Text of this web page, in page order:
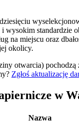
wysokim standardzie
na miejscu oraz
okolicy.
otwarcia)
Zgłoś aktualizację
w
Nazwa